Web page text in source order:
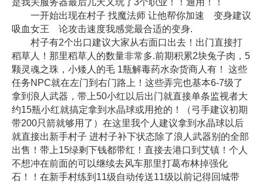
是我关服务器最后几天又玩了3个职业！！通用！！
一开始出现在村子 找魔法师 让他帮你加速 变身建议
吸血女王 论攻击速度我感觉最合适的变身.
村子有2个出口建议大家从右面口出去！出门直接打
稻草人！那里稻草人的数量非常多.前期积累2块兔子肉，5
颗灵魂之珠，小矮人的毛 1瓶解毒药水杂货商人有！ 这些
任务NPC就在左门到右门路上！这些弄完也基本6-7级了
拿到浪人武器，带上50小红以后出门就直接单条监视者大
约15瓶小红就搞定拿到水晶球或用抢的！（弓手建议初期
带200只箭就够用了）在这里我个人建议拿到水晶球以后
就直接出新手村子 进村子补下状态除了浪人武器别的全部
出售！带上15绿剩下钱都带红！直接去港口到艾镇！个人
不想冲在前面的可以继续去风车那里打葛布林掉强化
石！！在新手村练到11级自动传送11级以前记得回城带